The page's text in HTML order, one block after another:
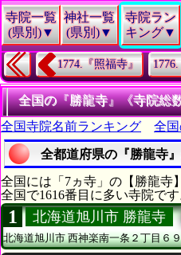
寺院一覧
(県別)▼
神社一覧
(県別)▼
寺院ラン
キング▼
1774.『照福寺』
全国の『勝龍寺』《寺院総
全国寺院名前ランキング
全
全都道府県の『勝龍寺
全国には「7ヵ寺」の【勝龍寺
全国で1616番目に多い寺院です
1 北海道旭川市 勝龍寺
北海道旭川市西神楽南一条２丁目６